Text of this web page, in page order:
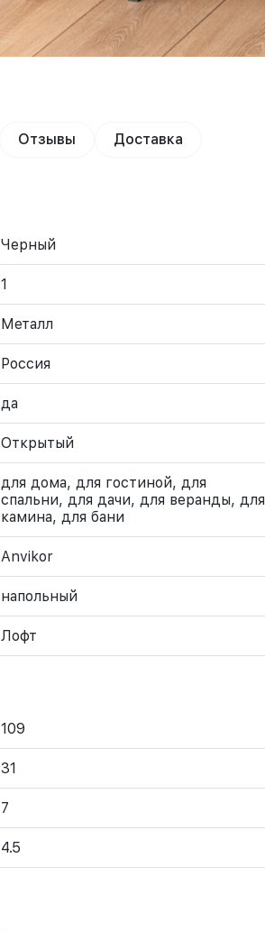
Отзывы Доставка
Черный
1
Металл
Россия
да
Открытый
для дома, для гостиной, для
спальни, для дачи, для веранды, для
камина, для бани
Anvikor
напольный
Лофт
109
31
7
4.5